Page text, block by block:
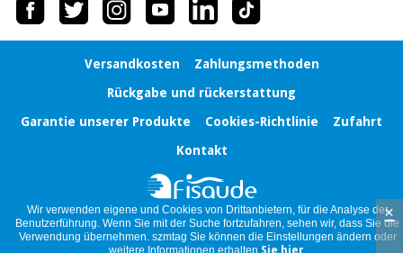
Versandkosten
Zahlungsmethoden
Rückgabe und rückerstattung
Garantie unserer Produkte
Cookies-Richtlinie
Zufahrt
Kontakt
Wir verwenden eigene und Cookies von Drittanbietern, für die Analyse der
Benutzerführung. Wenn Sie mit der Suche fortzufahren, sehen wir, dass Sie die
Verwendung übernehmen. szmtag Sie können die Einstellungen ändern oder
weitere Informationen erhalten Sie hier
×